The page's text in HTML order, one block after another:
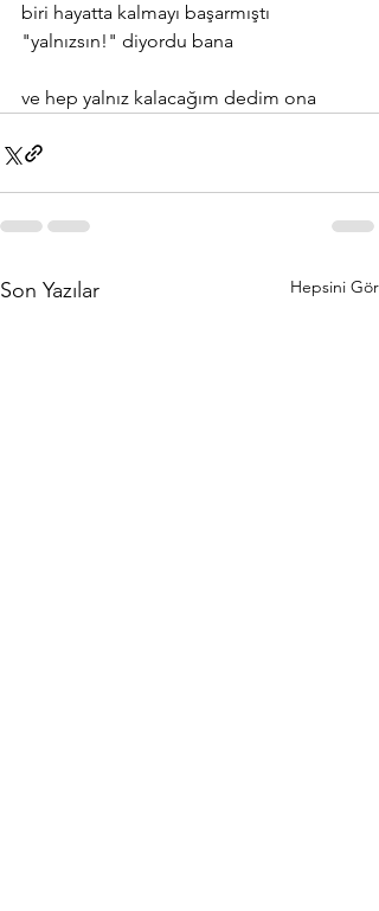
biri hayatta kalmayı başarmıştı
"yalnızsın!" diyordu bana
ve hep yalnız kalacağım dedim ona
Son Yazılar Hepsini Gör